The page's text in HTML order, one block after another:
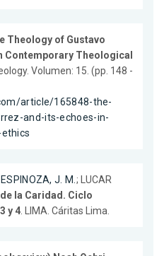
Theology of Gustavo
Contemporary Theological
Volumen: 15. (pp. 148 -
article/165848-the-
and-its-echoes-in-
ESPINOZA, J. M.; LUCAR
la Caridad. Ciclo
y 4. LIMA. Cáritas Lima.